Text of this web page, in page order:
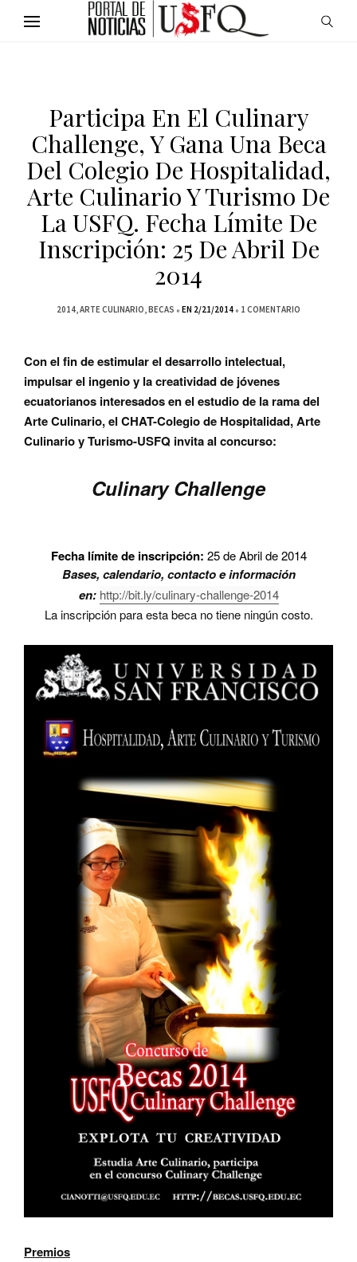
Participa En El Culinary
Challenge, Y Gana Una Beca
Del Colegio De Hospitalidad,
Arte Culinario Y Turismo De
La USFQ. Fecha Límite De
Inscripción: 25 De Abril De
2014
2014 ARTE CULINARIO BECAS EN 2/21/2014 1 COMENTARIO
Con el fin de estimular el desarrollo intelectual,
impulsar el ingenio y la creatividad de jóvenes
ecuatorianos interesados en el estudio de la rama del
Arte Culinario, el CHAT-Colegio de Hospitalidad, Arte
Culinario y Turismo-USFQ invita al concurso:
Culinary Challenge
Fecha límite de inscripción: 25 de Abril de 2014
Bases, calendario, contacto e información
en: http://bit.ly/culinary-challenge-2014
La inscripción para esta beca no tiene ningún costo.
Premios